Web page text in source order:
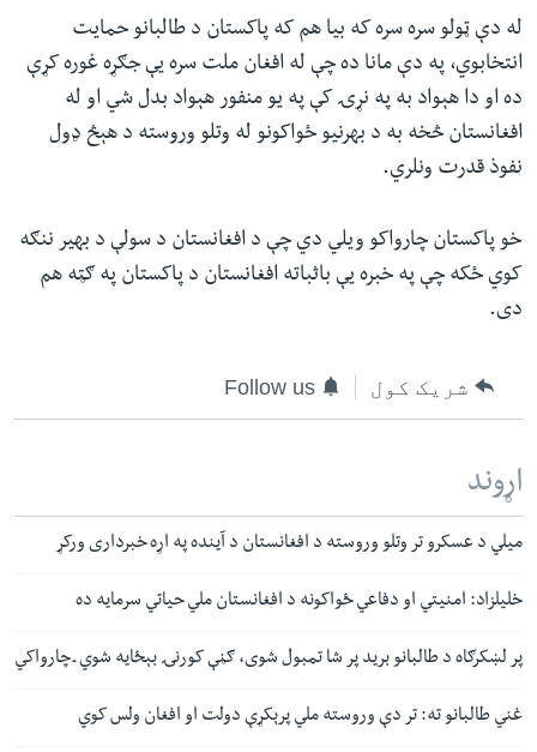
له دې ټولو سره سره که بیا هم که پاکستان د طالبانو حمایت
انتخابوي، په دې مانا ده چې له افغان ملت سره یې جګړه غوره کړې
ده او دا هېواد به په نړۍ کې په یو منفور هېواد بدل شي او له
افغانستان څخه به د بهرنیو ځواکونو له وتلو وروسته د هېڅ ډول
نفوذ قدرت ونلري.
خو پاکستان چارواکو ویلي دي چې د افغانستان د سولې د بهیر ننګه
کوي ځکه چې په خبره یې باثباته افغانستان د پاکستان په ګټه هم
دی.
شریک کول Follow us
اړوند
میلي د عسکرو تر وتلو وروسته د افغانستان د آینده په اړه خبرداری ورکړ
خلیلزاد: امنیتي ‌او دفاعي ځواکونه د افغانستان ملي حیاتي سرمایه ده
پر لښکرګاه د طالبانو برید پر شا تمبول شوی، ګڼې کورنۍ بېځایه شوي ـ چارواکي
غني طالبانو ته: تر دې وروسته ملي پرېکړې دولت او افغان ولس کوي